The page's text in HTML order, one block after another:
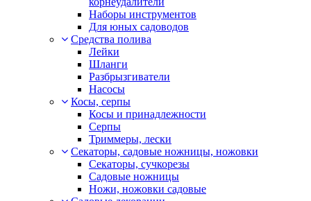
Наборы инструментов
Для юных садоводов
Средства полива
Лейки
Шланги
Разбрызгиватели
Насосы
Косы, серпы
Косы и принадлежности
Серпы
Триммеры, лески
Секаторы, садовые ножницы, ножовки
Секаторы, сучкорезы
Садовые ножницы
Ножи, ножовки садовые